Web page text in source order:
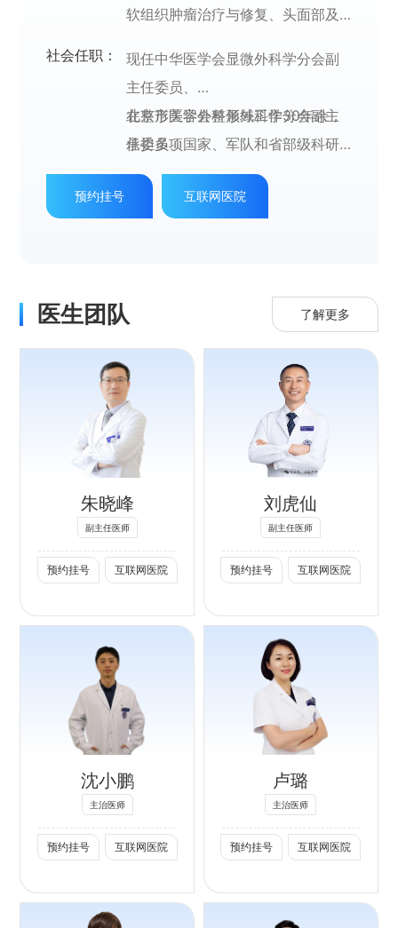
软组织肿瘤治疗与修复、头面部及
以创伤、畸形修复和美容外科工作
为重点，在复杂创伤、畸形显微外
科修复和面部美容外科方面积累了
丰富的经验，形成了较为突出的医
疗特色。
社会任职：
现任中华医学会显微外科学分会副
主任委员、
北京市医学会整形外科学分会副主
任委员、
中国整形美容外科协会修复与重建
外科分会副会长、
在整形美容外科领域工作30年余，
承担多项国家、军队和省部级科研
基金，发表学术论文80余篇，参编
专著10余部，获各类科技进步奖6
预约挂号 互联网医院
医生团队 了解更多
朱晓峰
副主任医师
预约挂号 互联网医院
刘虎仙
副主任医师
预约挂号 互联网医院
专长：
1.瘢痕预防和治
疗：瘢痕预防从手
术即刻开始，从微
损伤切开修复到缝
合彻底减张，辅助
以综合抗瘢痕治疗
或微粒皮移植，达
2.体表肿瘤与创伤
修复：各类体表肿
瘤（痣、囊肿、皮
肤癌、血管瘤等）
的切除与修复；各
种创面（急性外
伤、糖尿病足、压
疮等）整形修复
3.美容手术与注射
美容：眼综合整形
修复，唇鼻外形塑
脂塑形；乳房整形
与再造； 肉毒素
沈小鹏
主治医师
预约挂号 互联网医院
卢璐
主治医师
预约挂号 互联网医院
专长：
一、声光电美容、
微创抗衰、瘢痕及
皮肤肿物诊疗
1. 色素病变：雀
斑、黄褐斑、术后
色沉、太田痣、颧
部褐青色痣、各类
文身
2. 血管皮损：毛细